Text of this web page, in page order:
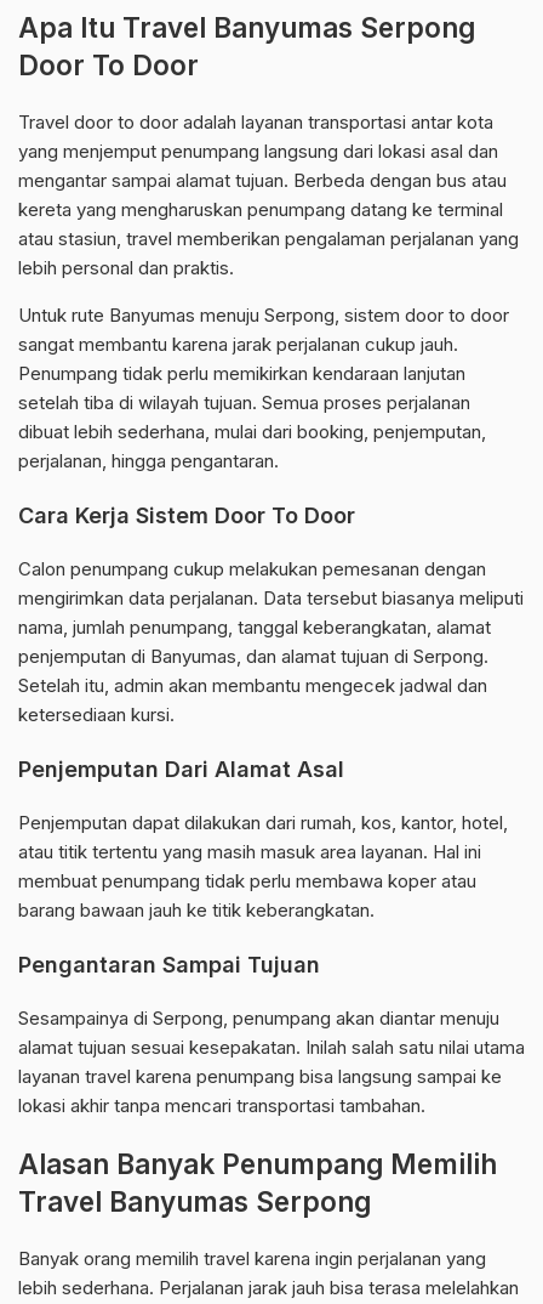
Apa Itu Travel Banyumas Serpong
Door To Door
Travel door to door adalah layanan transportasi antar kota
yang menjemput penumpang langsung dari lokasi asal dan
mengantar sampai alamat tujuan. Berbeda dengan bus atau
kereta yang mengharuskan penumpang datang ke terminal
atau stasiun, travel memberikan pengalaman perjalanan yang
lebih personal dan praktis.
Untuk rute Banyumas menuju Serpong, sistem door to door
sangat membantu karena jarak perjalanan cukup jauh.
Penumpang tidak perlu memikirkan kendaraan lanjutan
setelah tiba di wilayah tujuan. Semua proses perjalanan
dibuat lebih sederhana, mulai dari booking, penjemputan,
perjalanan, hingga pengantaran.
Cara Kerja Sistem Door To Door
Calon penumpang cukup melakukan pemesanan dengan
mengirimkan data perjalanan. Data tersebut biasanya meliputi
nama, jumlah penumpang, tanggal keberangkatan, alamat
penjemputan di Banyumas, dan alamat tujuan di Serpong.
Setelah itu, admin akan membantu mengecek jadwal dan
ketersediaan kursi.
Penjemputan Dari Alamat Asal
Penjemputan dapat dilakukan dari rumah, kos, kantor, hotel,
atau titik tertentu yang masih masuk area layanan. Hal ini
membuat penumpang tidak perlu membawa koper atau
barang bawaan jauh ke titik keberangkatan.
Pengantaran Sampai Tujuan
Sesampainya di Serpong, penumpang akan diantar menuju
alamat tujuan sesuai kesepakatan. Inilah salah satu nilai utama
layanan travel karena penumpang bisa langsung sampai ke
lokasi akhir tanpa mencari transportasi tambahan.
Alasan Banyak Penumpang Memilih
Travel Banyumas Serpong
Banyak orang memilih travel karena ingin perjalanan yang
lebih sederhana. Perjalanan jarak jauh bisa terasa melelahkan